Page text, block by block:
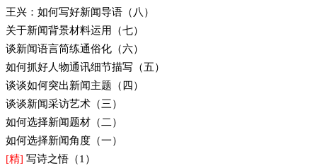
王兴：如何写好新闻导语（八）
关于新闻背景材料运用（七）
谈新闻语言简练通俗化（六）
如何抓好人物通讯细节描写（五）
谈谈如何突出新闻主题（四）
谈谈新闻采访艺术（三）
如何选择新闻题材（二）
如何选择新闻角度（一）
[精] 写诗之悟（1）